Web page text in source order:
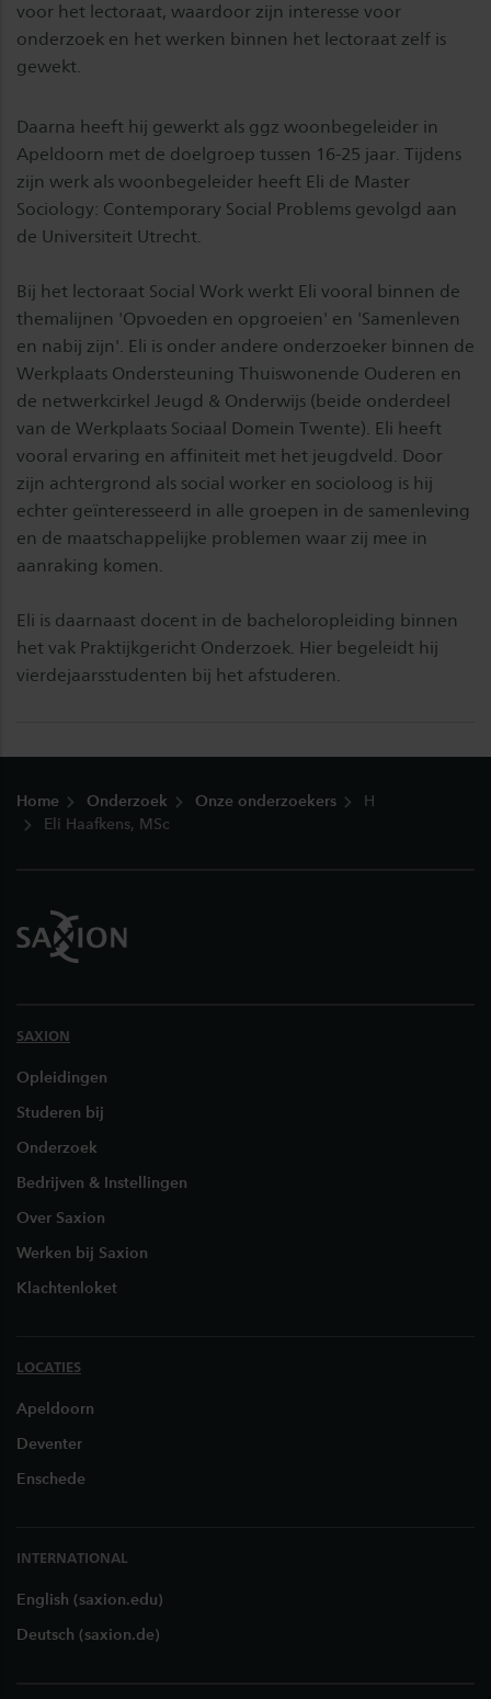
voor het lectoraat, waardoor zijn interesse voor
onderzoek en het werken binnen het lectoraat zelf is
gewekt.
Daarna heeft hij gewerkt als ggz woonbegeleider in
Apeldoorn met de doelgroep tussen 16-25 jaar. Tijdens
zijn werk als woonbegeleider heeft Eli de Master
Sociology: Contemporary Social Problems gevolgd aan
de Universiteit Utrecht.
Bij het lectoraat Social Work werkt Eli vooral binnen de
themalijnen 'Opvoeden en opgroeien' en 'Samenleven
en nabij zijn'. Eli is onder andere onderzoeker binnen de
Werkplaats Ondersteuning Thuiswonende Ouderen en
de netwerkcirkel Jeugd & Onderwijs (beide onderdeel
van de Werkplaats Sociaal Domein Twente). Eli heeft
vooral ervaring en affiniteit met het jeugdveld. Door
zijn achtergrond als social worker en socioloog is hij
echter geïnteresseerd in alle groepen in de samenleving
en de maatschappelijke problemen waar zij mee in
aanraking komen.
Eli is daarnaast docent in de bacheloropleiding binnen
het vak Praktijkgericht Onderzoek. Hier begeleidt hij
vierdejaarsstudenten bij het afstuderen.
Home Onderzoek Onze onderzoekers
H
Eli Haafkens, MSc
SAXION
Opleidingen
Studeren bij
Onderzoek
Bedrijven & Instellingen
Over Saxion
Werken bij Saxion
Klachtenloket
LOCATIES
Apeldoorn
Deventer
Enschede
INTERNATIONAL
English (saxion.edu)
Deutsch (saxion.de)